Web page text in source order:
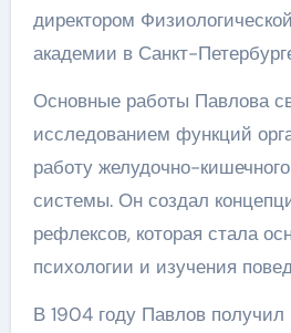
директором
академии в Санкт-
Основные работы Павлова
исследованием функций
работу желудочно-
системы. Он создал
рефлексов, которая стала
психологии и изучения
В 1904 году Павлов